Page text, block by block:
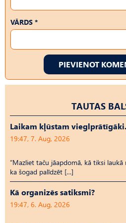
VĀRDS *
PIEVIENOT
TAUTAS
Laikam kļūstam
19:47, 7. Aug, 2026
“Mazliet taču jāapdomā, kā tiksi laukā
ka šogad palīdzēt […]
Kā organizēs satiksmi?
19:47, 6. Aug, 2026